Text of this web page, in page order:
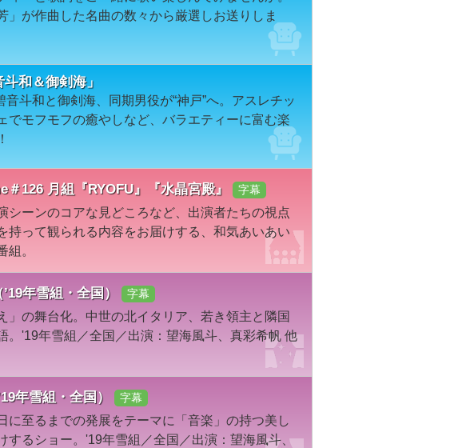
」が作曲した名曲の数々から厳選しお送りしま
和＆御剣海」
斗和と御剣海、同期男役が“神戸”へ。アスレチッ
でモフモフの癒やしなど、バラエティーに富む楽
月組『RYOFU』『水晶宮殿』 字幕
シーンのコアな見どころなど、出演者たちの視点
持って観られる内容をお届けする、和気あいあい
組。
年雪組・全国） 字幕
」の舞台化。中世の北イタリア、若き領主と隣国
。'19年雪組／全国／出演：望海風斗、真彩希帆 他
年雪組・全国） 字幕
に至るまでの発展をテーマに「音楽」の持つ美し
するショー。'19年雪組／全国／出演：望海風斗、